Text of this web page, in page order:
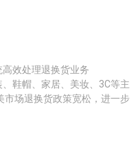
效处理退换货业务
鞋帽、家居、美妆、3C等主
市场退换货政策宽松，进一步